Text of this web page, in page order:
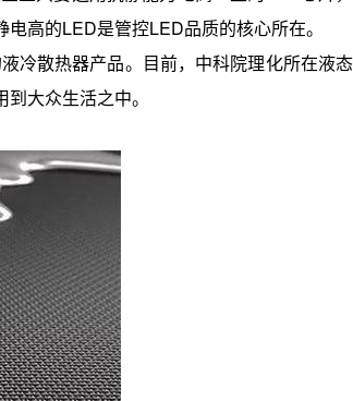
高的LED是管控LED品质的核心所在。
散热器产品。目前，中科院理化所在液态
大众生活之中。